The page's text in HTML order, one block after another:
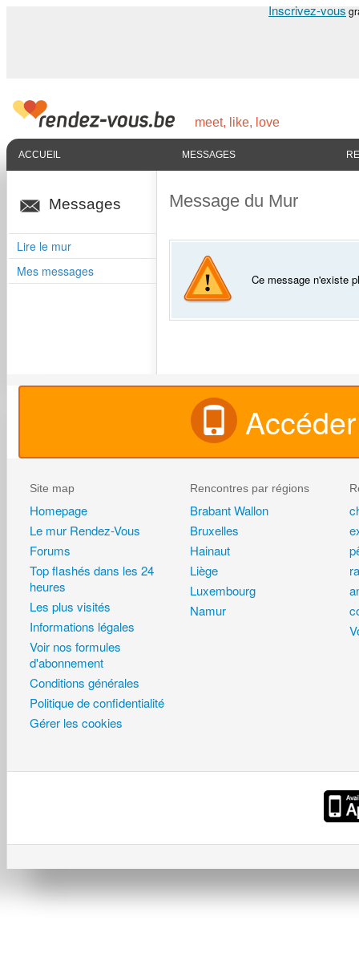
Inscrivez-vous
meet, like, love
ACCUEIL MESSAGES
Messages
Lire le mur
Mes messages
Message du Mur
Ce message n'existe
Site map
Homepage
Le mur Rendez-Vous
Forums
Top flashés dans les 24
heures
Les plus visités
Informations légales
Voir nos formules
d'abonnement
Conditions générales
Politique de confidentialité
Gérer les cookies
Rencontres par régions
Brabant Wallon
Bruxelles
Hainaut
Liège
Luxembourg
Namur